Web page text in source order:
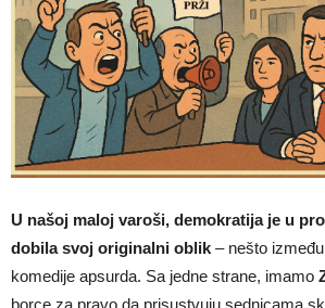
U našoj maloj varoši, demokratija je u
dobila svoj originalni oblik – nešto
komedije apsurda. Sa jedne strane, imamo